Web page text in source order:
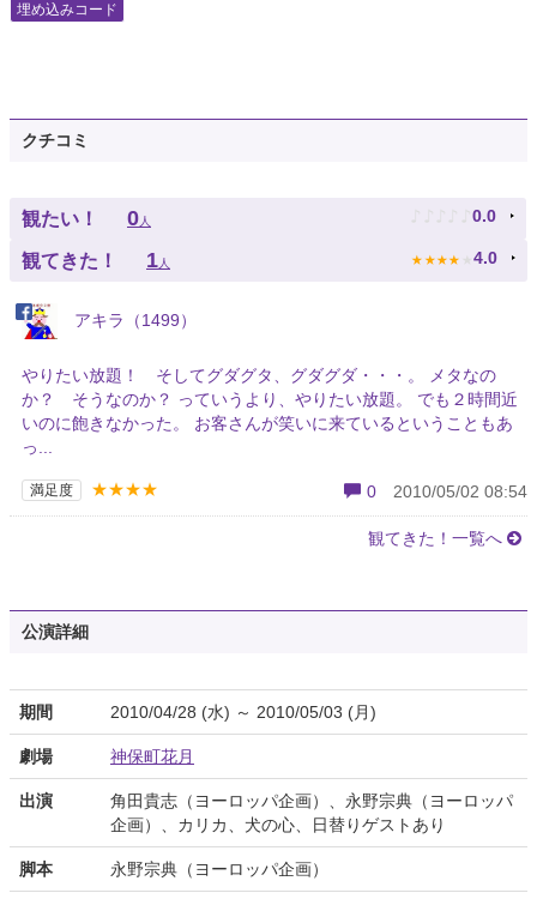
埋め込みコード
クチコミ
観たい！ 0人 ♪ ♪ ♪ ♪ ♪ 0.0
観てきた！ 1人 ★ ★ ★ ★ ★ 4.0
アキラ（1499）
やりたい放題！ そしてグダグタ、グダグダ・・・。 メタなの
か？ そうなのか？ っていうより、やりたい放題。 でも２時間近
いのに飽きなかった。 お客さんが笑いに来ているということもあ
っ...
満足度 ★★★★ 0 2010/05/02 08:54
観てきた！一覧へ
公演詳細
期間 2010/04/28 (水) ～ 2010/05/03 (月)
劇場 神保町花月
出演
角田貴志（ヨーロッパ企画）、永野宗典（ヨーロッパ
企画）、カリカ、犬の心、日替りゲストあり
脚本 永野宗典（ヨーロッパ企画）